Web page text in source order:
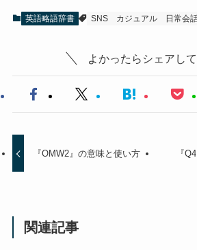
英語略語辞書 SNS カジュアル 日常会
よかったらシェアして
『OMW2』の意味と使い方 『
関連記事